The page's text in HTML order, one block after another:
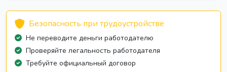
Безопасность при трудоустройстве
Не переводите деньги работодателю
Проверяйте легальность работодателя
Требуйте официальный договор